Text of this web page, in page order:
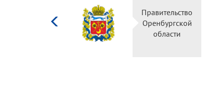
Правительство
Оренбургской
области